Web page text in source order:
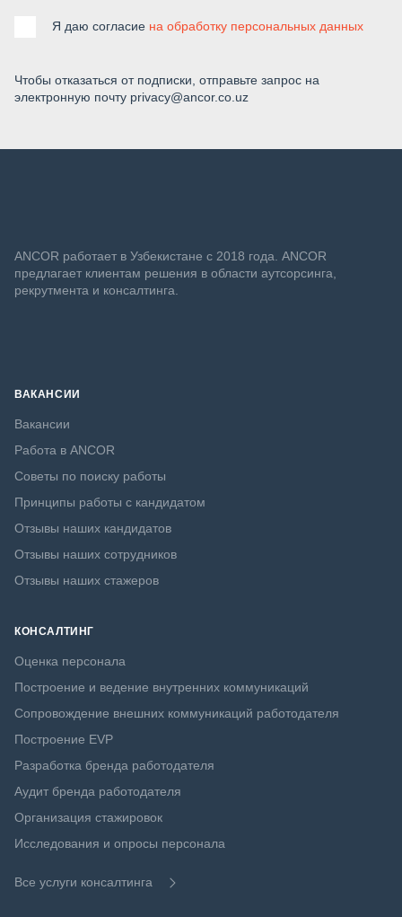
Я даю согласие на обработку персональных данных
Чтобы отказаться от подписки, отправьте запрос на
электронную почту privacy@ancor.co.uz
ANСOR работает в Узбекистане с 2018 года. ANCOR
предлагает клиентам решения в области аутсорсинга,
рекрутмента и консалтинга.
ВАКАНСИИ
Вакансии
Работа в ANCOR
Советы по поиску работы
Принципы работы с кандидатом
Отзывы наших кандидатов
Отзывы наших сотрудников
Отзывы наших стажеров
КОНСАЛТИНГ
Оценка персонала
Построение и ведение внутренних коммуникаций
Сопровождение внешних коммуникаций работодателя
Построение EVP
Разработка бренда работодателя
Аудит бренда работодателя
Организация стажировок
Исследования и опросы персонала
Все услуги консалтинга